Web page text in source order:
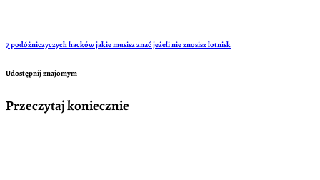
7 podóżniczyczych hacków jakie musisz znać jeżeli nie znosisz lotnisk
Udostępnij znajomym
Przeczytaj koniecznie